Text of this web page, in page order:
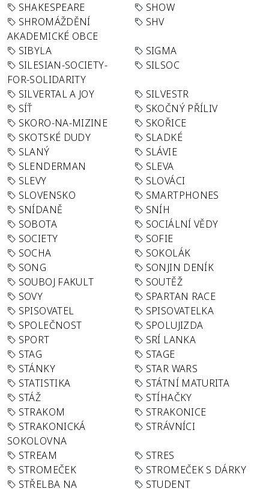
SHAKESPEARE
SHOW
SHROMÁŽDĚNÍ
AKADEMICKÉ OBCE
SHV
SIBYLA
SIGMA
SILESIAN-SOCIETY-
FOR-SOLIDARITY
SILSOC
SILVERTAL A JOY
SILVESTR
SÍŤ
SKOČNÝ PŘÍLIV
SKORO-NA-MIZINE
SKOŘICE
SKOTSKÉ DUDY
SLADKÉ
SLANÝ
SLÁVIE
SLENDERMAN
SLEVA
SLEVY
SLOVÁCI
SLOVENSKO
SMARTPHONES
SNÍDANĚ
SNÍH
SOBOTA
SOCIÁLNÍ VĚDY
SOCIETY
SOFIE
SOCHA
SOKOLÁK
SONG
SONJIN DENÍK
SOUBOJ FAKULT
SOUTĚŽ
SOVY
SPARTAN RACE
SPISOVATEL
SPISOVATELKA
SPOLEČNOST
SPOLUJIZDA
SPORT
SRÍ LANKA
STAG
STAGE
STÁNKY
STAR WARS
STATISTIKA
STÁTNÍ MATURITA
STÁŽ
STÍHAČKY
STRAKOM
STRAKONICE
STRAKONICKÁ
SOKOLOVNA
STRÁVNÍCI
STREAM
STRES
STROMEČEK
STROMEČEK S DÁRKY
STŘELBA NA
STUDENT